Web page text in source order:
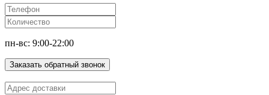
пн-вс: 9:00-22:00
Заказать обратный звонок